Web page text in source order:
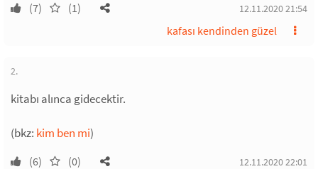
(7) (1) 12.11.2020 21:54
kafası kendinden güzel
2.
kitabı alınca gidecektir.
(bkz: kim ben mi)
(6) (0) 12.11.2020 22:01